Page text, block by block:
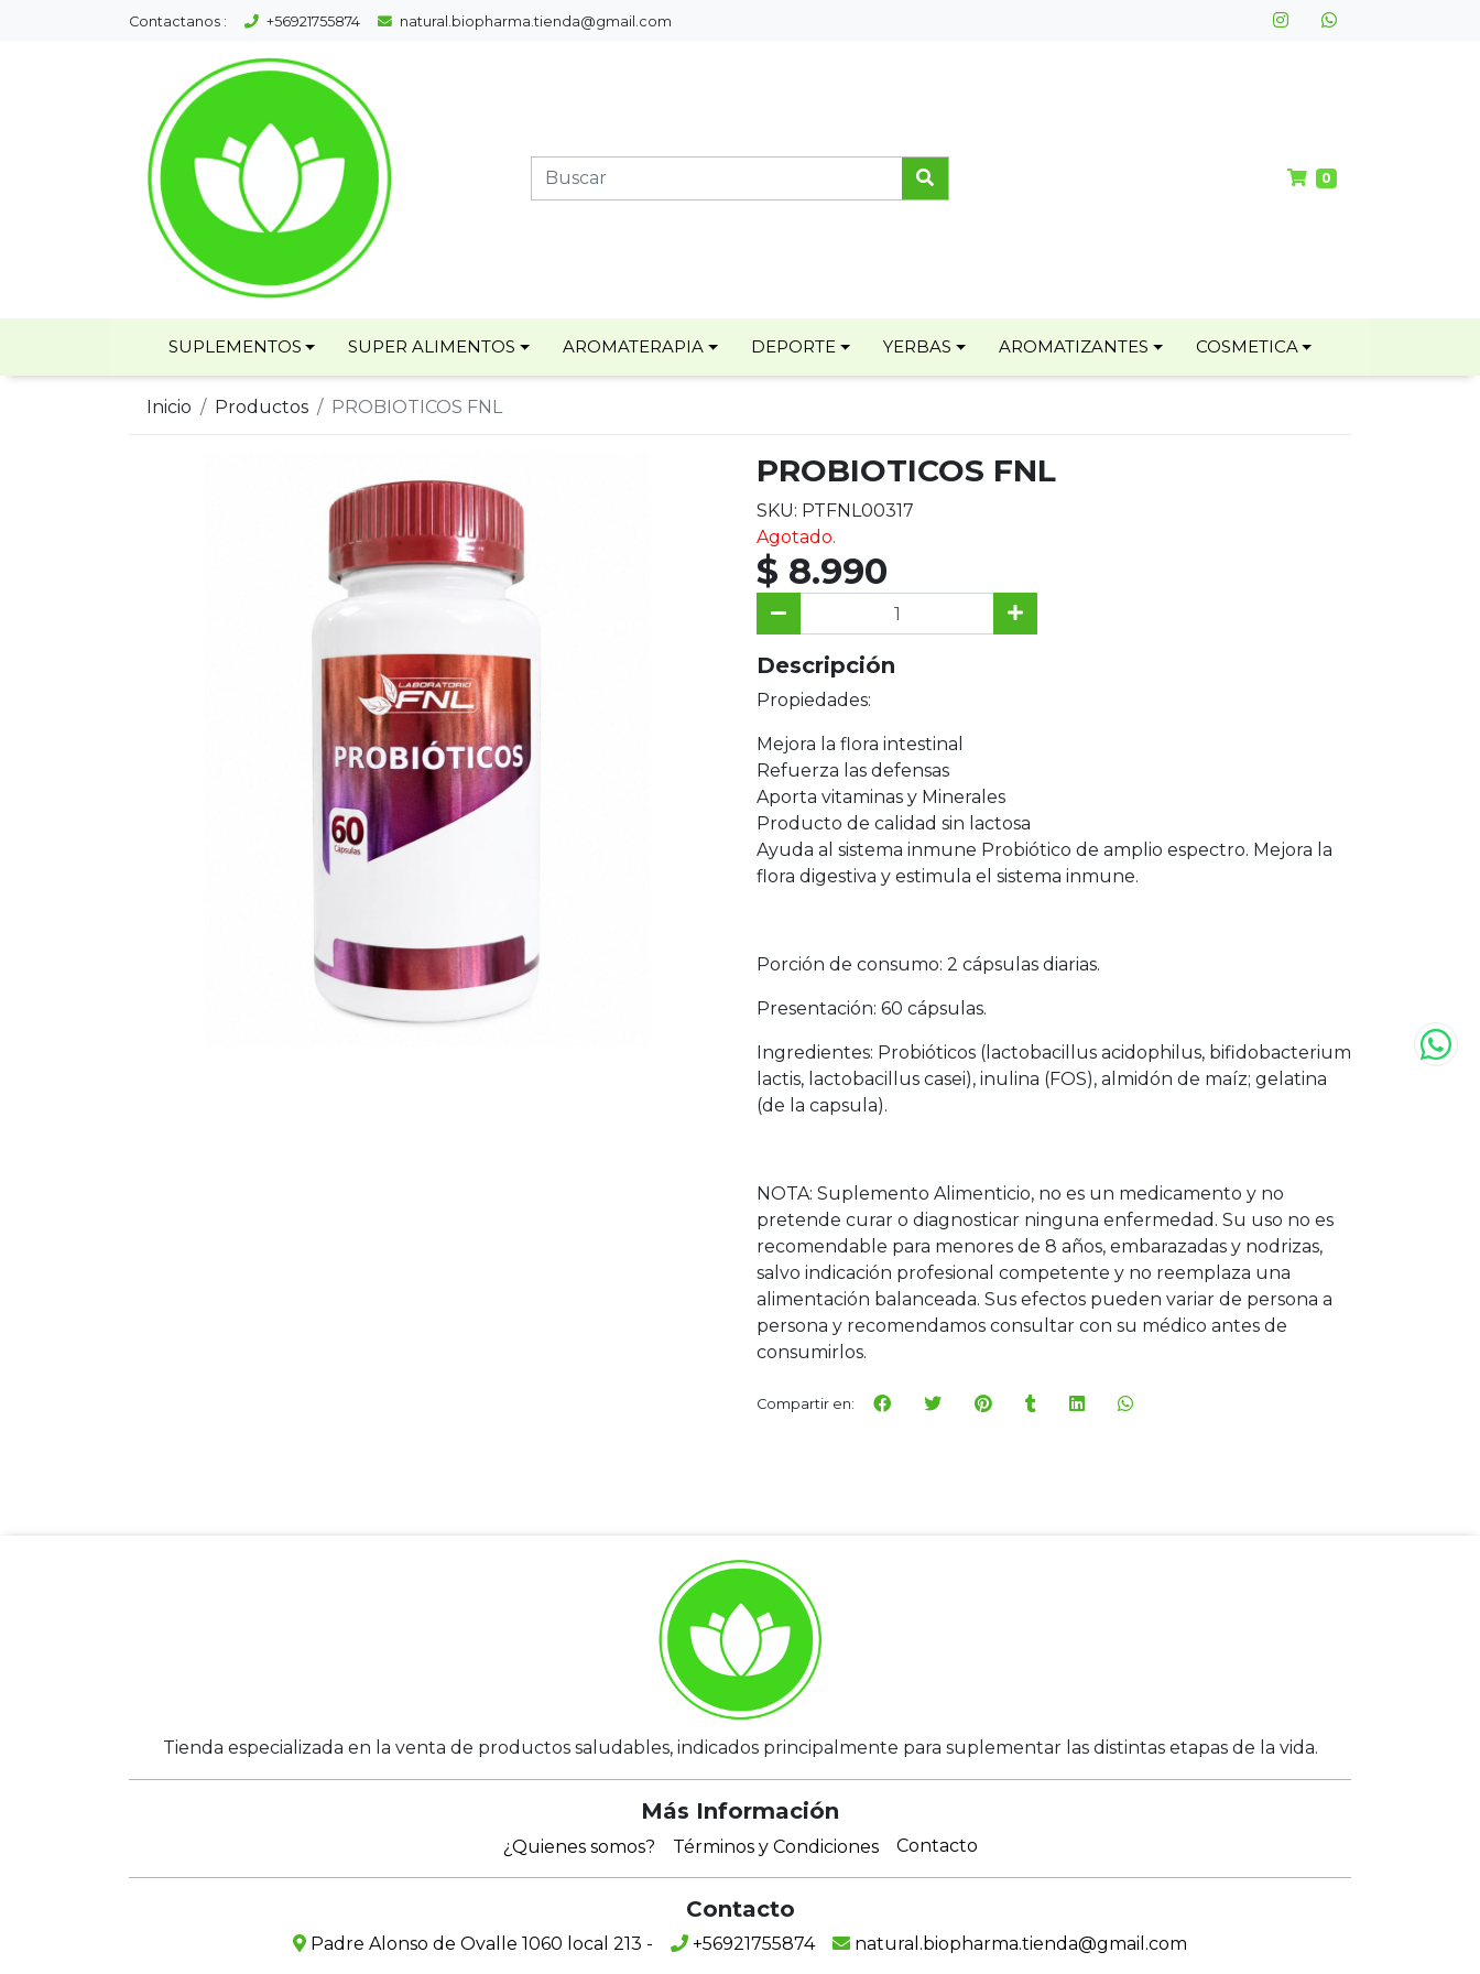
Contactanos : +56921755874 natural.biopharma.tienda@gmail.com
0
SUPLEMENTOS SUPER ALIMENTOS AROMATERAPIA DEPORTE YERBAS AROMATIZANTES COSMETICA
Inicio Productos PROBIOTICOS FNL
PROBIOTICOS FNL
SKU: PTFNL00317
Agotado.
$ 8.990
Descripción
Propiedades:
Mejora la flora intestinal
Refuerza las defensas
Aporta vitaminas y Minerales
Producto de calidad sin lactosa
Ayuda al sistema inmune Probiótico de amplio espectro. Mejora la
flora digestiva y estimula el sistema inmune.
Porción de consumo: 2 cápsulas diarias.
Presentación: 60 cápsulas.
Ingredientes: Probióticos (lactobacillus acidophilus, bifidobacterium
lactis, lactobacillus casei), inulina (FOS), almidón de maíz; gelatina
(de la capsula).
NOTA: Suplemento Alimenticio, no es un medicamento y no
pretende curar o diagnosticar ninguna enfermedad. Su uso no es
recomendable para menores de 8 años, embarazadas y nodrizas,
salvo indicación profesional competente y no reemplaza una
alimentación balanceada. Sus efectos pueden variar de persona a
persona y recomendamos consultar con su médico antes de
consumirlos.
Compartir en:
Tienda especializada en la venta de productos saludables, indicados principalmente para suplementar las distintas etapas de la vida.
Más Información
¿Quienes somos? Términos y Condiciones Contacto
Contacto
Padre Alonso de Ovalle 1060 local 213 - +56921755874 natural.biopharma.tienda@gmail.com